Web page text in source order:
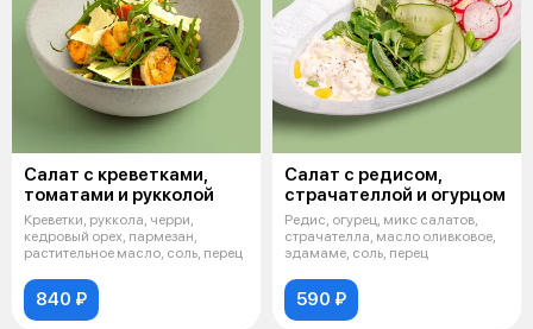
Салат с креветками,
томатами и рукколой
Креветки, руккола, черри,
кедровый орех, пармезан,
растительное масло, соль, перец
840 ₽
Салат с редисом,
страчателлой и огурцом
Редис, огурец, микс салатов,
страчателла, масло оливковое,
эдамаме, соль, перец
590 ₽